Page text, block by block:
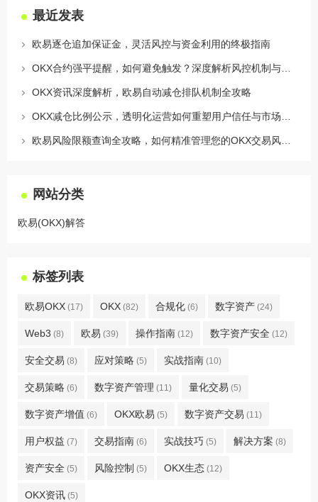
最近发表
欧易逐仓追加保证金，灵活风控与资金利用的终极指南
OKX资讯深度解析，欧易自动减仓排队机制全攻略
网站分类
欧易(OKX)解答
标签列表
欧易OKX (17) OKX (82) 合规化 (6) 数字资产 (24)
Web3 (8) 欧易 (39) 操作指南 (12) 数字资产安全 (12)
安全交易 (8) 应对策略 (5) 实战指南 (10)
交易策略 (6) 数字资产管理 (11) 量化交易 (5)
数字资产增值 (6) OKX欧易 (5) 数字资产交易 (11)
用户权益 (7) 交易指南 (6) 实战技巧 (5) 解决方案 (8)
资产安全 (5) 风险控制 (5) OKX生态 (12)
OKX资讯 (5)